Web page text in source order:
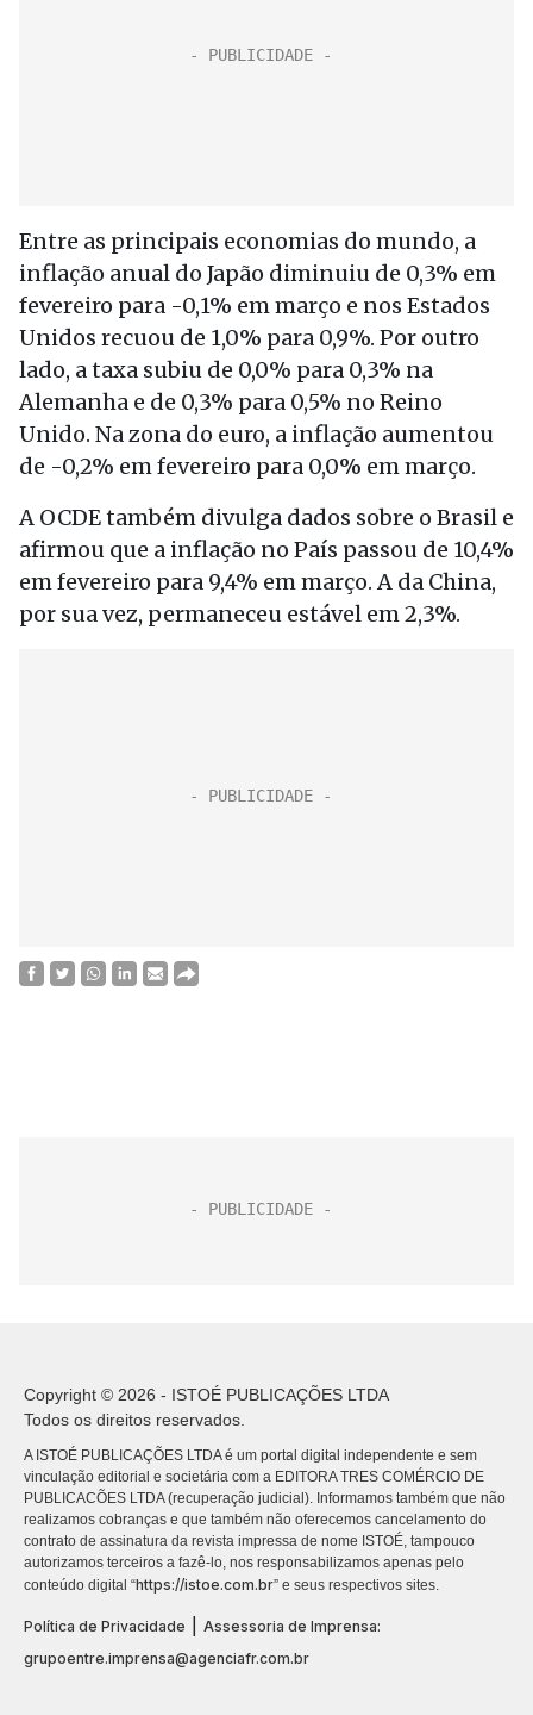
Entre as principais economias do mundo, a
inflação anual do Japão diminuiu de 0,3% em
fevereiro para -0,1% em março e nos Estados
Unidos recuou de 1,0% para 0,9%. Por outro
lado, a taxa subiu de 0,0% para 0,3% na
Alemanha e de 0,3% para 0,5% no Reino
Unido. Na zona do euro, a inflação aumentou
de -0,2% em fevereiro para 0,0% em março.
A OCDE também divulga dados sobre o Brasil e
afirmou que a inflação no País passou de 10,4%
em fevereiro para 9,4% em março. A da China,
por sua vez, permaneceu estável em 2,3%.
Copyright © 2026 - ISTOÉ PUBLICAÇÕES LTDA
Todos os direitos reservados.
A ISTOÉ PUBLICAÇÕES LTDA é um portal digital independente e sem
vinculação editorial e societária com a EDITORA TRES COMÉRCIO DE
PUBLICACÕES LTDA (recuperação judicial). Informamos também que não
realizamos cobranças e que também não oferecemos cancelamento do
contrato de assinatura da revista impressa de nome ISTOÉ, tampouco
autorizamos terceiros a fazê-lo, nos responsabilizamos apenas pelo
conteúdo digital “https://istoe.com.br” e seus respectivos sites.
Política de Privacidade
Assessoria de Imprensa:
grupoentre.imprensa@agenciafr.com.br